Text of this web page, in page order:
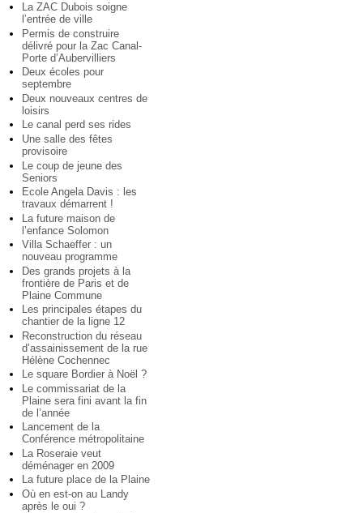
La ZAC Dubois soigne
l’entrée de ville
Permis de construire
délivré pour la Zac Canal-
Porte d’Aubervilliers
Deux écoles pour
septembre
Deux nouveaux centres de
loisirs
Le canal perd ses rides
Une salle des fêtes
provisoire
Le coup de jeune des
Seniors
Ecole Angela Davis : les
travaux démarrent !
La future maison de
l’enfance Solomon
Villa Schaeffer : un
nouveau programme
Des grands projets à la
frontière de Paris et de
Plaine Commune
Les principales étapes du
chantier de la ligne 12
Reconstruction du réseau
d’assainissement de la rue
Hélène Cochennec
Le square Bordier à Noël ?
Le commissariat de la
Plaine sera fini avant la fin
de l’année
Lancement de la
Conférence métropolitaine
La Roseraie veut
déménager en 2009
La future place de la Plaine
Où en est-on au Landy
après le oui ?